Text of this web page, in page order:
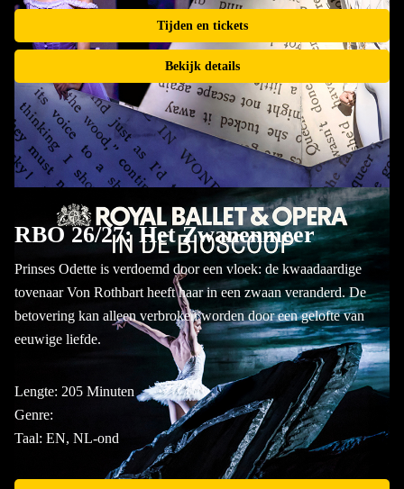
Tijden en tickets
Bekijk details
RBO 26/27: Het Zwanenmeer
Prinses Odette is verdoemd door een vloek: de kwaadaardige
tovenaar Von Rothbart heeft haar in een zwaan veranderd. De
betovering kan alleen verbroken worden door een gelofte van
eeuwige liefde.
Lengte: 205 Minuten
Genre:
Taal: EN, NL-ond